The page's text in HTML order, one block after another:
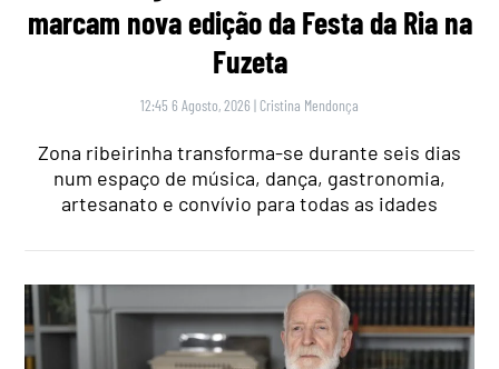
marcam nova edição da Festa da Ria na
Fuzeta
12:45 6 Agosto, 2026 | Cristina Mendonça
Zona ribeirinha transforma-se durante seis dias
num espaço de música, dança, gastronomia,
artesanato e convívio para todas as idades